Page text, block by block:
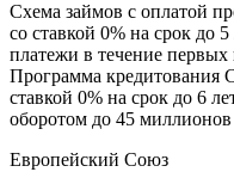
Схема займов с оплатой
со ставкой 0% на срок до
платежи в течение первых
Программа кредитования
ставкой 0% на срок до 6
оборотом до 45
Европейский Союз